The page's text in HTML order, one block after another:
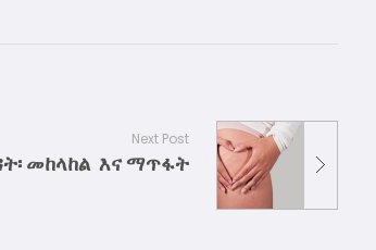
Next Post
መከላከል እና ማጥፋት